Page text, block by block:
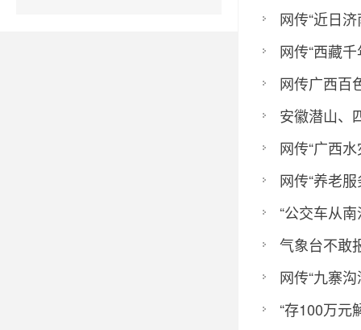
网传“近日
网传“西藏
网传广西百
安徽潜山、
网传“广西
网传“养老
“公交车从
气象台不敢
网传“九寨
“存100万元